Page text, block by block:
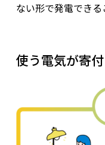
ない形で発電できる
使う電気が寄